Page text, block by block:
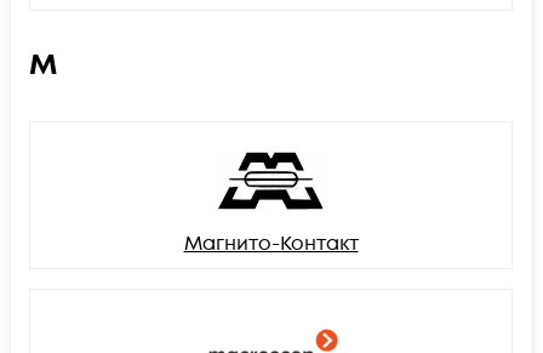
М
Магнито-Контакт